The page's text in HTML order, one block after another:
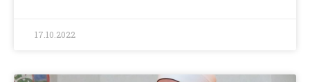
17.10.2022